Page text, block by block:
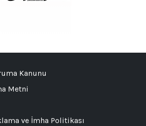
Kanunu
Metni
ve İmha Politikası